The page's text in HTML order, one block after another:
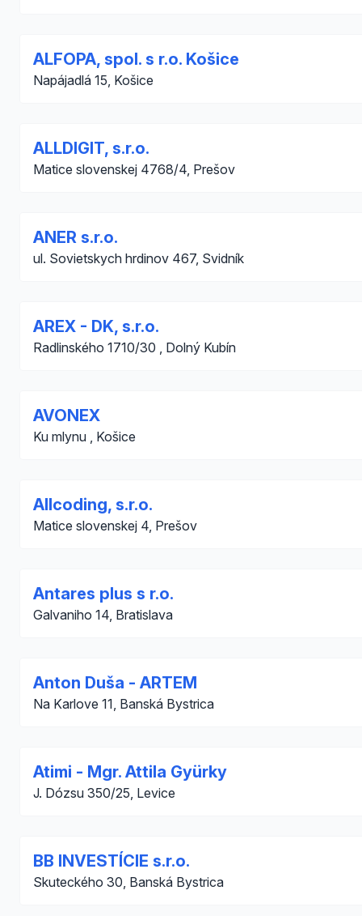
ALFOPA, spol. s r.o. Košice
Napájadlá 15, Košice
ALLDIGIT, s.r.o.
Matice slovenskej 4768/4, Prešov
ANER s.r.o.
ul. Sovietskych hrdinov 467, Svidník
AREX - DK, s.r.o.
Radlinského 1710/30 , Dolný Kubín
AVONEX
Ku mlynu , Košice
Allcoding, s.r.o.
Matice slovenskej 4, Prešov
Antares plus s r.o.
Galvaniho 14, Bratislava
Anton Duša - ARTEM
Na Karlove 11, Banská Bystrica
Atimi - Mgr. Attila Gyürky
J. Dózsu 350/25, Levice
BB INVESTÍCIE s.r.o.
Skuteckého 30, Banská Bystrica